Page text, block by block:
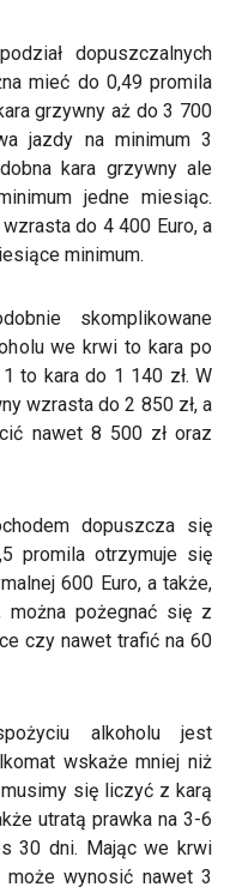
dopuszczalnych
mieć do 0,49 promila
grzywny aż do 3 700
jazdy na minimum 3
kara grzywny ale
jedne miesiąc.
do 4 400 Euro, a
minimum.
skomplikowane
we krwi to kara po
to kara do 1 140 zł. W
wzrasta do 2 850 zł, a
nawet 8 500 zł oraz
dopuszcza się
promila otrzymuje się
600 Euro, a także,
można pożegnać się z
czy nawet trafić na 60
alkoholu jest
wskaże mniej niż
się liczyć z karą
utratą prawka na 3-6
30 dni. Mając we krwi
wynosić nawet 3